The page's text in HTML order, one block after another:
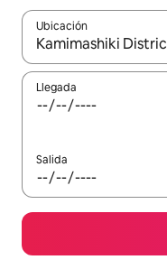
Ubicación
Cuando los
Llegada
Salida